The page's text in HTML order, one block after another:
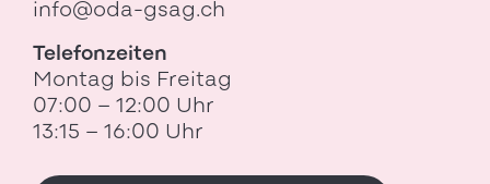
info@oda-gsag.ch
Telefonzeiten
Montag bis Freitag
07:00 – 12:00 Uhr
13:15 – 16:00 Uhr